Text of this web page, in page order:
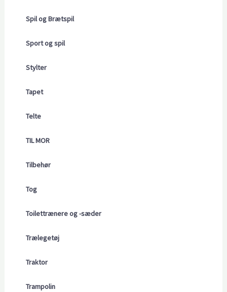
Spil og Brætspil
Sport og spil
Stylter
Tapet
Telte
TIL MOR
Tilbehør
Tog
Toilettrænere og -sæder
Trælegetøj
Traktor
Trampolin